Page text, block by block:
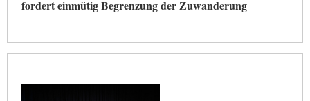
fordert einmütig Begrenzung der Zuwanderung